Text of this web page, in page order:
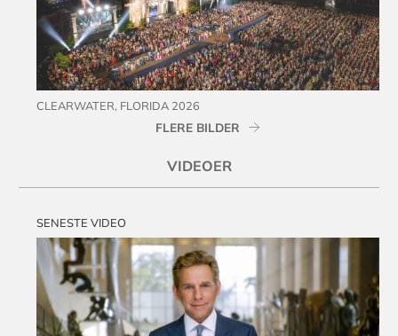
CLEARWATER, FLORIDA 2026
FLERE BILDER
VIDEOER
SENESTE VIDEO